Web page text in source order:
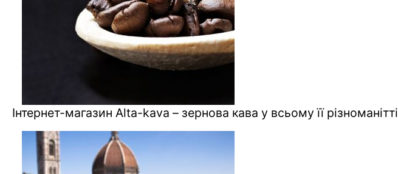
Інтернет-магазин Alta-kava – зернова кава у всьому її різноманітті